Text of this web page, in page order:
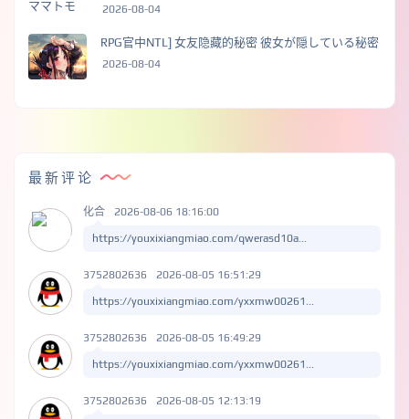
2026-08-04
RPG官中NTL] 女友隐藏的秘密 彼女が隠している秘密
2026-08-04
最新评论
化合 2026-08-06 18:16:00
https://youxixiangmiao.com/qwerasd10a...
3752802636 2026-08-05 16:51:29
https://youxixiangmiao.com/yxxmw00261...
3752802636 2026-08-05 16:49:29
https://youxixiangmiao.com/yxxmw00261...
3752802636 2026-08-05 12:13:19